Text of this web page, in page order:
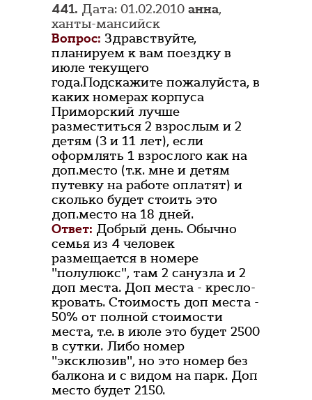
441. Дата: 01.02.2010 анна,
ханты-мансийск
Вопрос: Здравствуйте,
планируем к вам поездку в
июле текущего
года.Подскажите пожалуйста, в
каких номерах корпуса
Приморский лучше
разместиться 2 взрослым и 2
детям (3 и 11 лет), если
оформлять 1 взрослого как на
доп.место (т.к. мне и детям
путевку на работе оплатят) и
сколько будет стоить это
доп.место на 18 дней.
Ответ: Добрый день. Обычно
семья из 4 человек
размещается в номере
"полулюкс", там 2 санузла и 2
доп места. Доп места - кресло-
кровать. Стоимость доп места -
50% от полной стоимости
места, т.е. в июле это будет 2500
в сутки. Либо номер
"эксклюзив", но это номер без
балкона и с видом на парк. Доп
место будет 2150.